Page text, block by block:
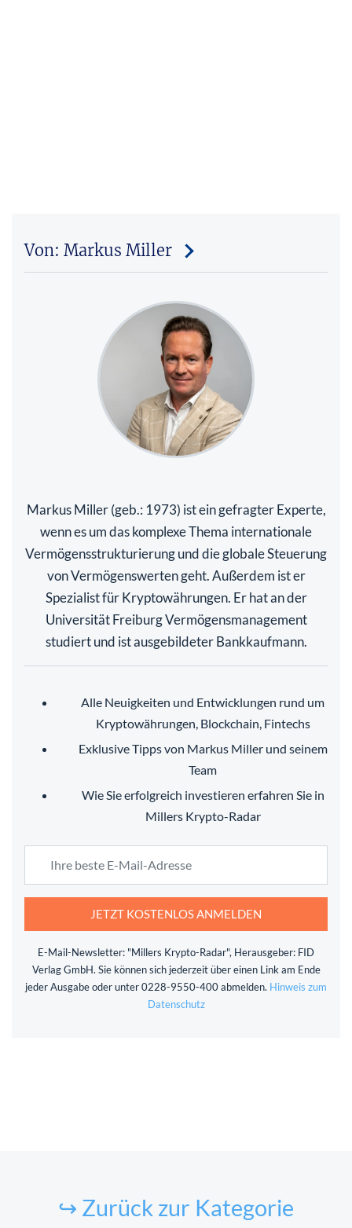
Von: Markus Miller
Markus Miller (geb.: 1973) ist ein gefragter Experte,
wenn es um das komplexe Thema internationale
Vermögensstrukturierung und die globale Steuerung
von Vermögenswerten geht. Außerdem ist er
Spezialist für Kryptowährungen. Er hat an der
Universität Freiburg Vermögensmanagement
studiert und ist ausgebildeter Bankkaufmann.
Alle Neuigkeiten und Entwicklungen rund um
Kryptowährungen, Blockchain, Fintechs
Exklusive Tipps von Markus Miller und seinem
Team
Wie Sie erfolgreich investieren erfahren Sie in
Millers Krypto-Radar
JETZT KOSTENLOS ANMELDEN
E-Mail-Newsletter: "Millers Krypto-Radar", Herausgeber: FID
Verlag GmbH. Sie können sich jederzeit über einen Link am Ende
jeder Ausgabe oder unter 0228-9550-400 abmelden. Hinweis zum
Datenschutz
↪ Zurück zur Kategorie